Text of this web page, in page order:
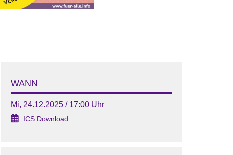
WANN
Mi, 24.12.2025 / 17:00 Uhr
ICS Download